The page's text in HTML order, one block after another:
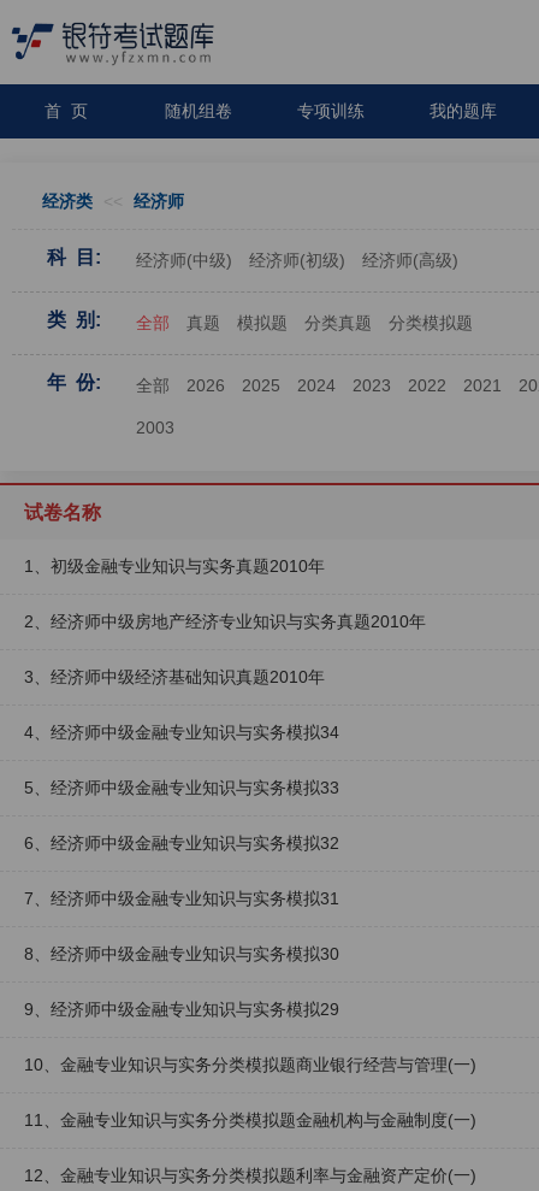
首 页 随机组卷 专项训练 我的题库
经济类 << 经济师
科 目: 经济师(中级) 经济师(初级) 经济师(高级)
类 别: 全部 真题 模拟题 分类真题 分类模拟题
年 份: 全部 2026 2025 2024 2023 2022 2021
2003
试卷名称
1、初级金融专业知识与实务真题2010年
2、经济师中级房地产经济专业知识与实务真题2010年
3、经济师中级经济基础知识真题2010年
4、经济师中级金融专业知识与实务模拟34
5、经济师中级金融专业知识与实务模拟33
6、经济师中级金融专业知识与实务模拟32
7、经济师中级金融专业知识与实务模拟31
8、经济师中级金融专业知识与实务模拟30
9、经济师中级金融专业知识与实务模拟29
10、金融专业知识与实务分类模拟题商业银行经营与管理(一)
11、金融专业知识与实务分类模拟题金融机构与金融制度(一)
12、金融专业知识与实务分类模拟题利率与金融资产定价(一)